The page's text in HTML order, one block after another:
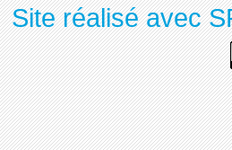
Site réalisé avec